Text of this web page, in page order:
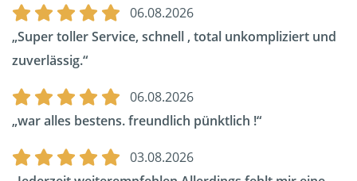
06.08.2026
Super toller Service, schnell , total unkompliziert und
zuverlässig.
06.08.2026
war alles bestens. freundlich pünktlich !
03.08.2026